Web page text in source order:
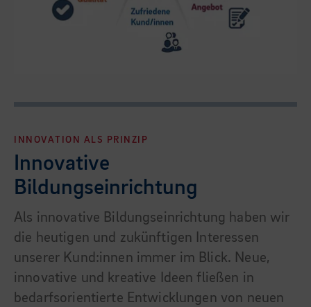
INNOVATION ALS PRINZIP
Innovative
Bildungseinrichtung
Als innovative Bildungseinrichtung haben wir
die heutigen und zukünftigen Interessen
unserer Kund:innen immer im Blick. Neue,
innovative und kreative Ideen fließen in
bedarfsorientierte Entwicklungen von neuen